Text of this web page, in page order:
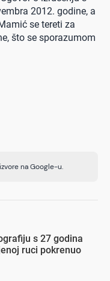
2012. godine, a
se tereti za
što se sporazumom
na Google-u.
s 27 godina
ruci pokrenuo